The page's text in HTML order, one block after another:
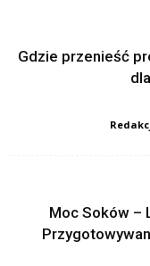
Gdzie przenieść
Moc Soków –